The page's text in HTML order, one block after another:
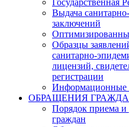
Государственная
Выдача
заключений
Образцы
санитарно-
лицензий,
регистрации
Информационные
ОБРАЩЕНИЯ
Порядок приема и
граждан